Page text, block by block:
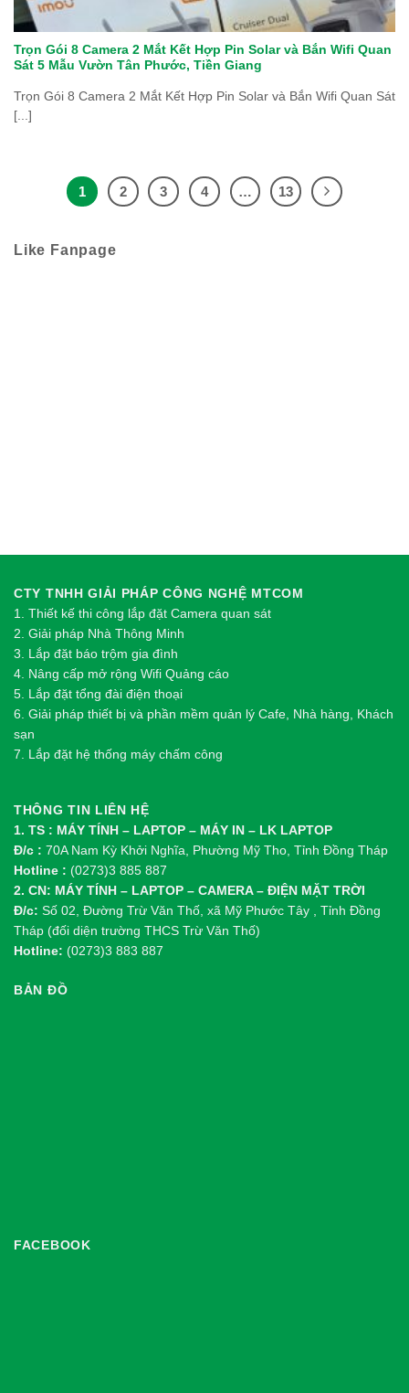
Trọn Gói 8 Camera 2 Mắt Kết Hợp Pin Solar và Bắn Wifi Quan
Sát 5 Mẫu Vườn Tân Phước, Tiền Giang
Trọn Gói 8 Camera 2 Mắt Kết Hợp Pin Solar và Bắn Wifi Quan Sát
[...]
1 2 3 4 … 13
Like Fanpage
CTY TNHH GIẢI PHÁP CÔNG NGHỆ MTCOM
1. Thiết kế thi công lắp đặt Camera quan sát
2. Giải pháp Nhà Thông Minh
3. Lắp đặt báo trộm gia đình
4. Nâng cấp mở rộng Wifi Quảng cáo
5. Lắp đặt tổng đài điện thoại
6. Giải pháp thiết bị và phần mềm quản lý Cafe, Nhà hàng, Khách
sạn
7. Lắp đặt hệ thống máy chấm công
THÔNG TIN LIÊN HỆ
1. TS : MÁY TÍNH – LAPTOP – MÁY IN – LK LAPTOP
Đ/c : 70A Nam Kỳ Khởi Nghĩa, Phường Mỹ Tho, Tỉnh Đồng Tháp
Hotline : (0273)3 885 887
2. CN: MÁY TÍNH – LAPTOP – CAMERA – ĐIỆN MẶT TRỜI
Đ/c: Số 02, Đường Trừ Văn Thố, xã Mỹ Phước Tây , Tỉnh Đồng
Tháp (đối diện trường THCS Trừ Văn Thố)
Hotline: (0273)3 883 887
BẢN ĐỒ
FACEBOOK